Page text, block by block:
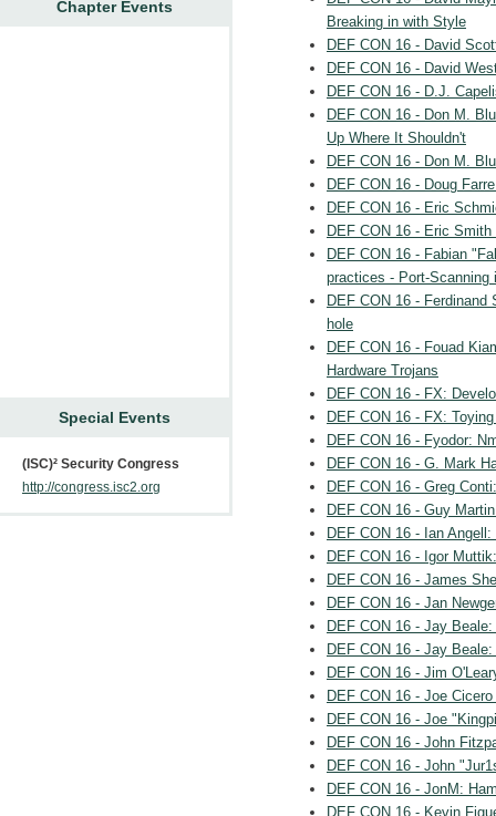
Chapter Events
Special Events
(ISC)² Security Congress
http://congress.isc2.org
Breaking in with Style
DEF CON 16 - David
DEF CON 16 - David
DEF CON 16 - D.J.
DEF CON 16 - Don M.
Up Where It Shouldn't
DEF CON 16 - Don M.
DEF CON 16 - Doug
DEF CON 16 - Eric
DEF CON 16 - Eric
DEF CON 16 - Fabian
practices - Port-Scanning
DEF CON 16 -
hole
DEF CON 16 - Fouad
Hardware Trojans
DEF CON 16 - FX:
DEF CON 16 - FX:
DEF CON 16 - Fyodor:
DEF CON 16 - G. Mark
DEF CON 16 - Greg
DEF CON 16 - Guy
DEF CON 16 - Ian
DEF CON 16 - Igor
DEF CON 16 - James
DEF CON 16 - Jan
DEF CON 16 - Jay
DEF CON 16 - Jay
DEF CON 16 - Jim
DEF CON 16 - Joe
DEF CON 16 - Joe
DEF CON 16 - John
DEF CON 16 - John
DEF CON 16 - JonM:
DEF CON 16 - Kevin